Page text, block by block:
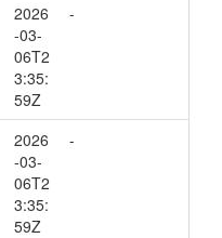
2026
-03-
06T2
3:35:
59Z
-
2026
-03-
06T2
3:35:
59Z
-